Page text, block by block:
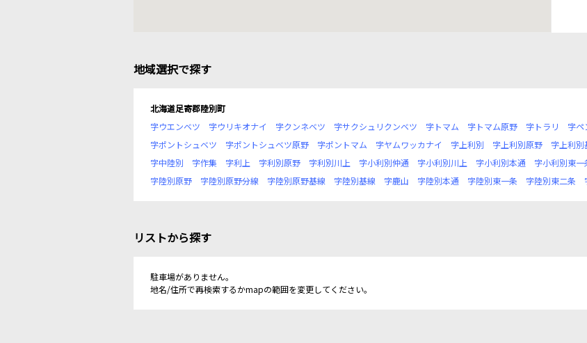
地域選択で探す
北海道足寄郡陸別町
字ウエンベツ
字ウリキオナイ 字クンネベツ 字サクシュリクンベツ 字トマム 字トマム原野 字トラリ 字ペ
字ポントシュベツ
字ポントシュベツ原野 字ポントマム 字ヤムワッカナイ 字上利別 字上利別原野 字上利別
字中陸別
字作集 字利上 字利別原野 字利別川上 字小利別仲通 字小利別川上 字小利別本通 字小利別東一
字陸別原野
字陸別原野分線 字陸別原野基線 字陸別基線 字鹿山 字陸別本通 字陸別東一条 字陸別東二条
リストから探す
駐車場がありません。
地名/住所で再検索するかmapの範囲を変更してください。